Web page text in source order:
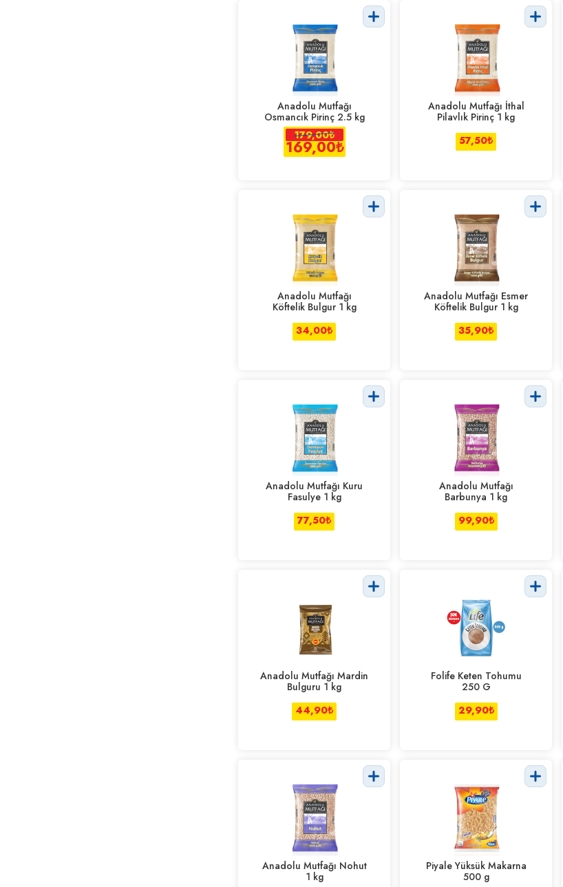
Anadolu Mutfağı
Osmancık Pirinç 2.5 kg
179,00₺
169,00₺
Anadolu Mutfağı İthal
Pilavlık Pirinç 1 kg
57,50₺
Anadolu Mutfağı
Köftelik Bulgur 1 kg
34,00₺
Anadolu Mutfağı Esmer
Köftelik Bulgur 1 kg
35,90₺
Anadolu Mutfağı Kuru
Fasulye 1 kg
77,50₺
Anadolu Mutfağı
Barbunya 1 kg
99,90₺
Anadolu Mutfağı Mardin
Bulguru 1 kg
44,90₺
Folife Keten Tohumu
250 G
29,90₺
Anadolu Mutfağı Nohut
1 kg
Piyale Yüksük Makarna
500 g